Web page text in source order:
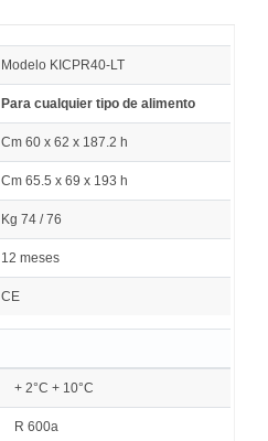
Modelo KICPR40-LT
Para cualquier tipo de alimento
Cm 60 x 62 x 187.2 h
Cm 65.5 x 69 x 193 h
Kg 74 / 76
12 meses
CE
+ 2°C + 10°C
R 600a